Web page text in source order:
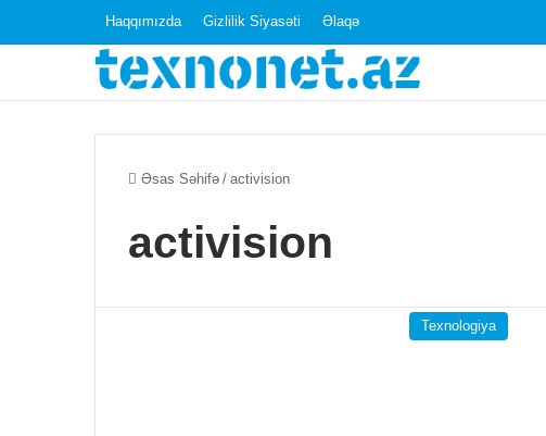
Haqqımızda Gizlilik Siyasəti Əlaqə
Əsas Səhifə / activision
activision
Texnologiya